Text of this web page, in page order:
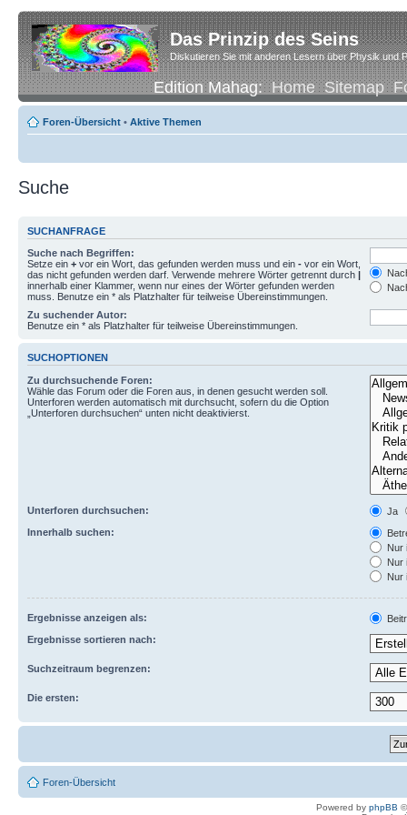
Das Prinzip des Seins
Diskutieren Sie mit anderen Lesern über Physik und
Edition Mahag:Home Sitemap
Foren-Übersicht • Aktive Themen
Suche
SUCHANFRAGE
Suche nach Begriffen:
Setze ein + vor ein Wort, das gefunden werden muss und ein - vor ein Wort,
das nicht gefunden werden darf. Verwende mehrere Wörter getrennt durch |
innerhalb einer Klammer, wenn nur eines der Wörter gefunden werden
muss. Benutze ein * als Platzhalter für teilweise Übereinstimmungen.
Zu suchender Autor:
Benutze ein * als Platzhalter für teilweise Übereinstimmungen.
SUCHOPTIONEN
Zu durchsuchende Foren:
Wähle das Forum oder die Foren aus, in denen gesucht werden soll.
Unterforen werden automatisch mit durchsucht, sofern du die Option
„Unterforen durchsuchen“ unten nicht deaktivierst.
Unterforen durchsuchen:
Ja
Innerhalb suchen:
Nur
Nur
Nur
Ergebnisse anzeigen als:
Ergebnisse sortieren nach:
Suchzeitraum begrenzen:
Die ersten:
Foren-Übersicht
Powered by phpBB